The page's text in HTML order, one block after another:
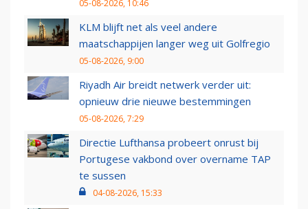
05-08-2026, 10:46
KLM blijft net als veel andere
maatschappijen langer weg uit Golfregio
05-08-2026, 9:00
Riyadh Air breidt netwerk verder uit:
opnieuw drie nieuwe bestemmingen
05-08-2026, 7:29
Directie Lufthansa probeert onrust bij
Portugese vakbond over overname TAP
te sussen
04-08-2026, 15:33